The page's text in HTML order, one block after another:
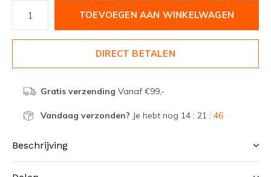
TOEVOEGEN AAN WINKELWAGEN
DIRECT BETALEN
Gratis verzending Vanaf €99,-
Vandaag verzonden? Je hebt nog 14 : 21 : 46
Beschrijving